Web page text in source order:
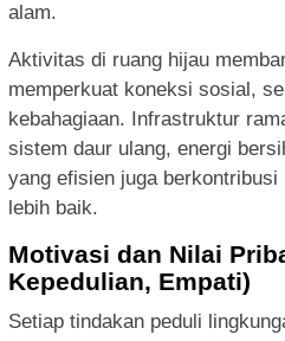
alam.
Aktivitas di ruang hijau
memperkuat koneksi sosial,
kebahagiaan. Infrastruktur
sistem daur ulang, energi
yang efisien juga
lebih baik.
Motivasi dan Nilai
Kepedulian, Empati)
Setiap tindakan peduli